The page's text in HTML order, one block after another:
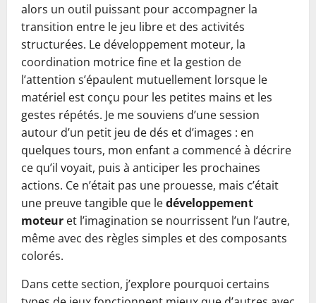
alors un outil puissant pour accompagner la
transition entre le jeu libre et des activités
structurées. Le développement moteur, la
coordination motrice fine et la gestion de
l’attention s’épaulent mutuellement lorsque le
matériel est conçu pour les petites mains et les
gestes répétés. Je me souviens d’une session
autour d’un petit jeu de dés et d’images : en
quelques tours, mon enfant a commencé à décrire
ce qu’il voyait, puis à anticiper les prochaines
actions. Ce n’était pas une prouesse, mais c’était
une preuve tangible que ledéveloppement
moteur et l’imagination se nourrissent l’un l’autre,
même avec des règles simples et des composants
colorés.
Dans cette section, j’explore pourquoi certains